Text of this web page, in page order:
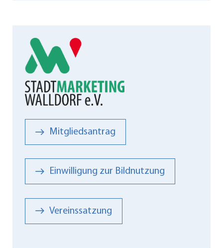
Mitgliedsantrag
Einwilligung zur Bildnutzung
Vereinssatzung